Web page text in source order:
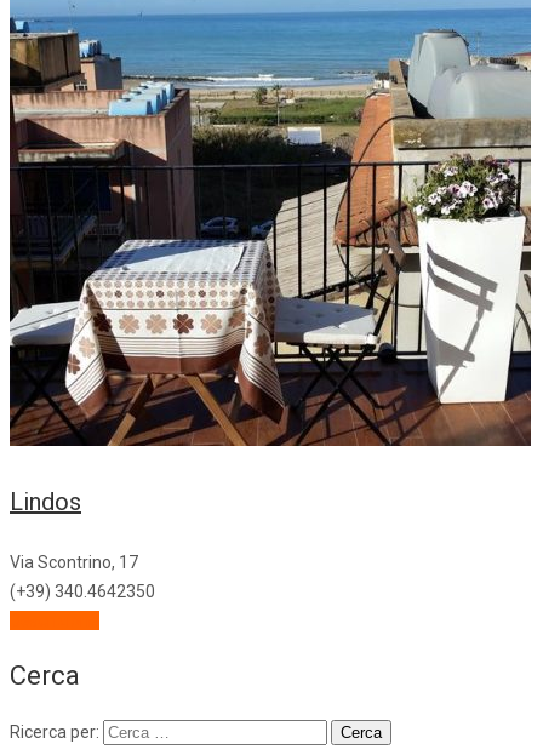
Lindos
Via Scontrino, 17
(+39) 340.4642350
Cerca
Ricerca per: